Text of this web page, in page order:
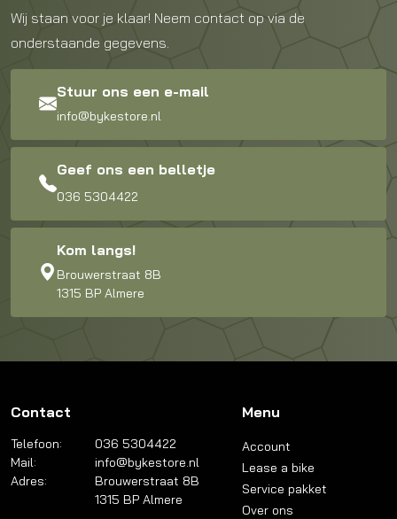
Wij staan voor je klaar! Neem contact op via de
onderstaande gegevens.
Stuur ons een e-mail
info@bykestore.nl
Geef ons een belletje
036 5304422
Kom langs!
Brouwerstraat 8B
1315 BP Almere
Contact
Telefoon:
036 5304422
Mail:
info@bykestore.nl
Adres:
Brouwerstraat 8B
1315 BP Almere
Menu
Account
Lease a bike
Service pakket
Over ons